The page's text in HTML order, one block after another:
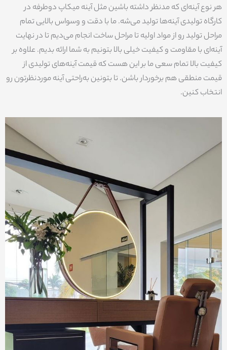
هر نوع آینه‌ای که مدنظر داشته باشین مثل آینه میکاپ دوطرفه در
کارگاه تولیدی آینه‌ها تولید می‌شه. ما با دقت و وسواس بالایی تمام
مراحل تولید رو از مواد اولیه تا مراحل ساخت انجام می‌دیم تا در نهایت
آینه‌ای با مقاومت و کیفیت خیلی بالا بتونیم به شما ارائه بدیم. علاوه بر
کیفیت بالا تمام سعی ما بر این هست که قیمت آینه‌های تولیدی از
قیمت منطقی هم برخوردار باشن. تا بتونین به‌راحتی آینه موردنظرتون رو
انتخاب کنین.